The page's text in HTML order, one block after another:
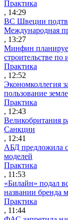
Практика
, 14:29
ВС Швеции
Международная
, 13:27
Минфин
строительстве по
Практика
, 12:52
Экономколлегия
пользование
Практика
, 12:43
Великобритания
Санкции
, 12:41
АБД предложила
моделей
Практика
, 11:53
«Билайн» подал
названии бренда
Практика
, 11:44